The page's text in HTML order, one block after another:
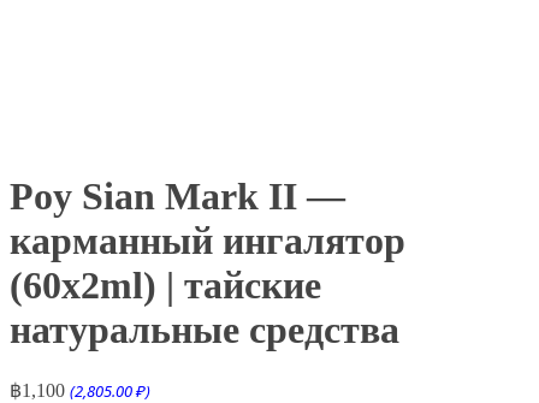
Poy Sian Mark II —
карманный ингалятор
(60x2ml) | тайские
натуральные средства
฿1,100 (2,805.00 ₽)